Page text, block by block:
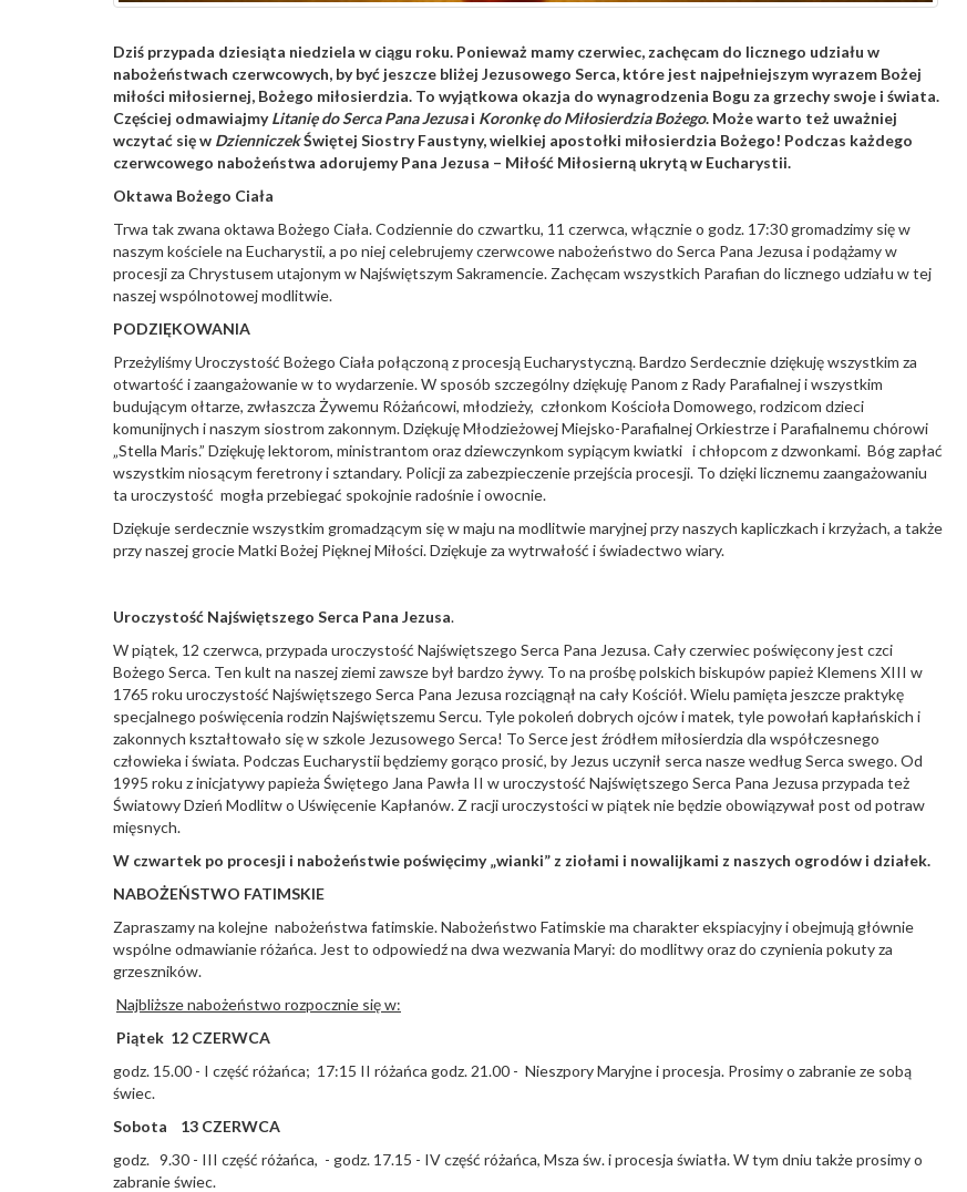
Dziś przypada dziesiąta niedziela w ciągu roku. Ponieważ mamy czerwiec, zachęcam do licznego udziału w
nabożeństwach czerwcowych, by być jeszcze bliżej Jezusowego Serca, które jest najpełniejszym wyrazem Bożej
miłości miłosiernej, Bożego miłosierdzia. To wyjątkowa okazja do wynagrodzenia Bogu za grzechy swoje i świata.
Częściej odmawiajmyLitanię do Serca Pana Jezusai Koronkę do Miłosierdzia Bożego. Może warto też uważniej
wczytać się w DzienniczekŚwiętej Siostry Faustyny, wielkiej apostołki miłosierdzia Bożego! Podczas każdego
czerwcowego nabożeństwa adorujemy Pana Jezusa – Miłość Miłosierną ukrytą w Eucharystii.
Oktawa Bożego Ciała
Trwa tak zwana oktawa Bożego Ciała. Codziennie do czwartku, 11 czerwca, włącznie o godz. 17:30 gromadzimy się w
naszym kościele na Eucharystii, a po niej celebrujemy czerwcowe nabożeństwo do Serca Pana Jezusa i podążamy w
procesji za Chrystusem utajonym w Najświętszym Sakramencie. Zachęcam wszystkich Parafian do licznego udziału w tej
naszej wspólnotowej modlitwie.
PODZIĘKOWANIA
Przeżyliśmy Uroczystość Bożego Ciała połączoną z procesją Eucharystyczną. Bardzo Serdecznie dziękuję wszystkim za
otwartość i zaangażowanie w to wydarzenie. W sposób szczególny dziękuję Panom z Rady Parafialnej i wszystkim
budującym ołtarze, zwłaszcza Żywemu Różańcowi, młodzieży, członkom Kościoła Domowego, rodzicom dzieci
komunijnych i naszym siostrom zakonnym. Dziękuję Młodzieżowej Miejsko-Parafialnej Orkiestrze i Parafialnemu chórowi
„Stella Maris.” Dziękuję lektorom, ministrantom oraz dziewczynkom sypiącym kwiatki i chłopcom z dzwonkami. Bóg zapłać
wszystkim niosącym feretrony i sztandary. Policji za zabezpieczenie przejścia procesji. To dzięki licznemu zaangażowaniu
ta uroczystość mogła przebiegać spokojnie radośnie i owocnie.
Dziękuje serdecznie wszystkim gromadzącym się w maju na modlitwie maryjnej przy naszych kapliczkach i krzyżach, a także
przy naszej grocie Matki Bożej Pięknej Miłości. Dziękuje za wytrwałość i świadectwo wiary.
Uroczystość Najświętszego Serca Pana Jezusa.
W piątek, 12 czerwca, przypada uroczystość Najświętszego Serca Pana Jezusa. Cały czerwiec poświęcony jest czci
Bożego Serca. Ten kult na naszej ziemi zawsze był bardzo żywy. To na prośbę polskich biskupów papież Klemens XIII w
1765 roku uroczystość Najświętszego Serca Pana Jezusa rozciągnął na cały Kościół. Wielu pamięta jeszcze praktykę
specjalnego poświęcenia rodzin Najświętszemu Sercu. Tyle pokoleń dobrych ojców i matek, tyle powołań kapłańskich i
zakonnych kształtowało się w szkole Jezusowego Serca! To Serce jest źródłem miłosierdzia dla współczesnego
człowieka i świata. Podczas Eucharystii będziemy gorąco prosić, by Jezus uczynił serca nasze według Serca swego. Od
1995 roku z inicjatywy papieża Świętego Jana Pawła II w uroczystość Najświętszego Serca Pana Jezusa przypada też
Światowy Dzień Modlitw o Uświęcenie Kapłanów. Z racji uroczystości w piątek nie będzie obowiązywał post od potraw
mięsnych.
W czwartek po procesji i nabożeństwie poświęcimy „wianki” z ziołami i nowalijkami z naszych ogrodów i działek.
NABOŻEŃSTWO FATIMSKIE
Zapraszamy na kolejne nabożeństwa fatimskie. Nabożeństwo Fatimskie ma charakter ekspiacyjny i obejmują głównie
wspólne odmawianie różańca. Jest to odpowiedź na dwa wezwania Maryi: do modlitwy oraz do czynienia pokuty za
grzeszników.
Najbliższe nabożeństwo rozpocznie się w:
Piątek 12 CZERWCA
godz. 15.00 - I część różańca; 17:15 II różańca godz. 21.00 - Nieszpory Maryjne i procesja. Prosimy o zabranie ze sobą
świec.
Sobota 13 CZERWCA
godz. 9.30 - III część różańca, - godz. 17.15 - IV część różańca, Msza św. i procesja światła. W tym dniu także prosimy o
zabranie świec.